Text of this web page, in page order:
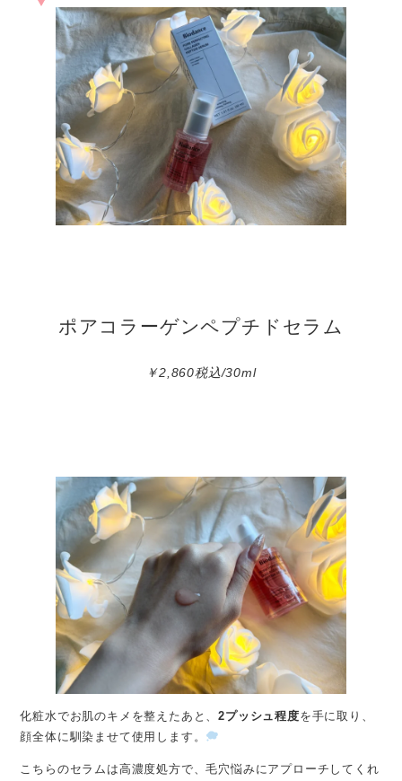
ポアコラーゲンペプチドセラム
￥2,860税込/30ml
化粧水でお肌のキメを整えたあと、2プッシュ程度を手に取り、
顔全体に馴染ませて使用します。
こちらのセラムは高濃度処方で、毛穴悩みにアプローチしてくれ